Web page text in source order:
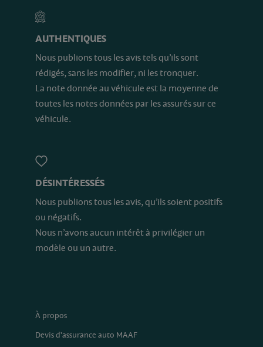
AUTHENTIQUES
Nous publions tous les avis tels qu’ils sont
rédigés, sans les modifier, ni les tronquer.
La note donnée au véhicule est la moyenne de
toutes les notes données par les assurés sur ce
véhicule.
DÉSINTÉRESSÉS
Nous publions tous les avis, qu’ils soient positifs
ou négatifs.
Nous n’avons aucun intérêt à privilégier un
modèle ou un autre.
À propos
Devis d'assurance auto MAAF